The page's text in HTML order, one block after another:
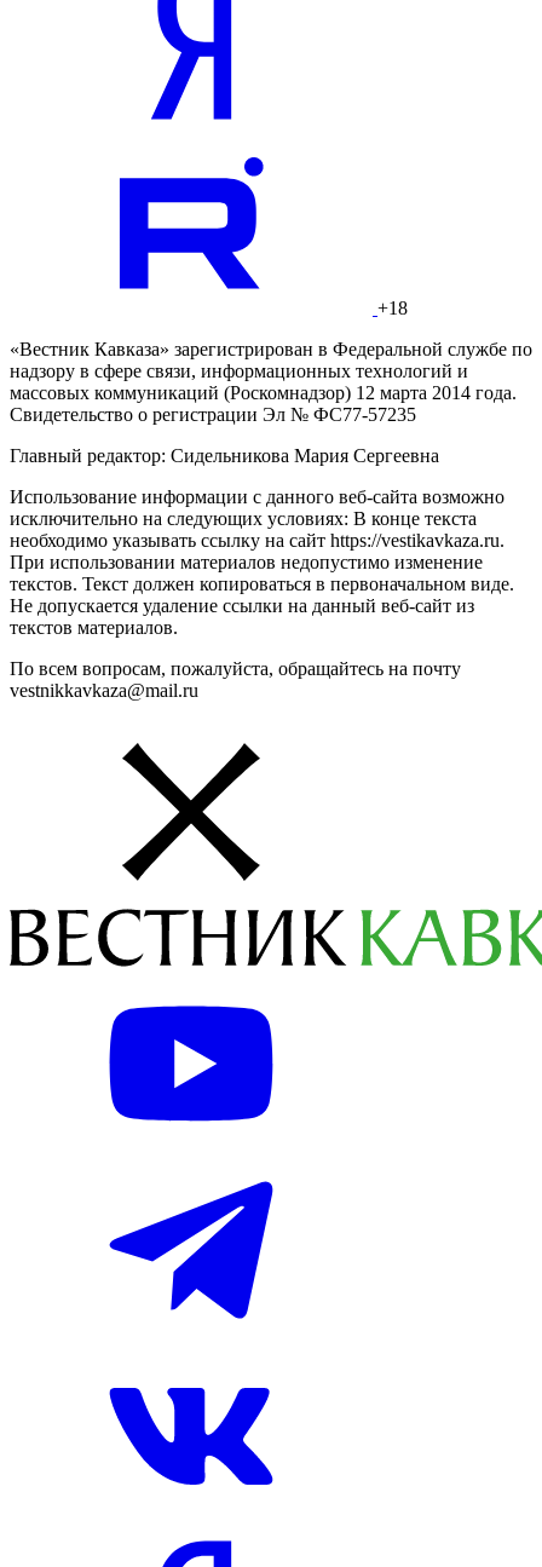
+18
«Вестник Кавказа» зарегистрирован в Федеральной службе по
надзору в сфере связи, информационных технологий и
массовых коммуникаций (Роскомнадзор) 12 марта 2014 года.
Свидетельство о регистрации Эл № ФС77-57235
Главный редактор: Сидельникова Мария Сергеевна
Использование информации с данного веб-сайта возможно
исключительно на следующих условиях: В конце текста
необходимо указывать ссылку на сайт https://vestikavkaza.ru.
При использовании материалов недопустимо изменение
текстов. Текст должен копироваться в первоначальном виде.
Не допускается удаление ссылки на данный веб-сайт из
текстов материалов.
По всем вопросам, пожалуйста, обращайтесь на почту
vestnikkavkaza@mail.ru